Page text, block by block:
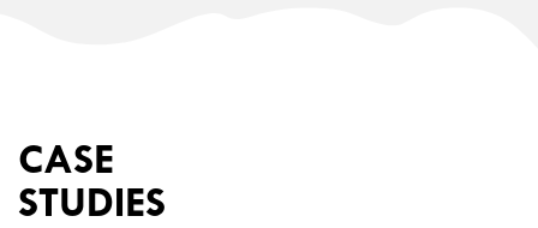
CASE
STUDIES